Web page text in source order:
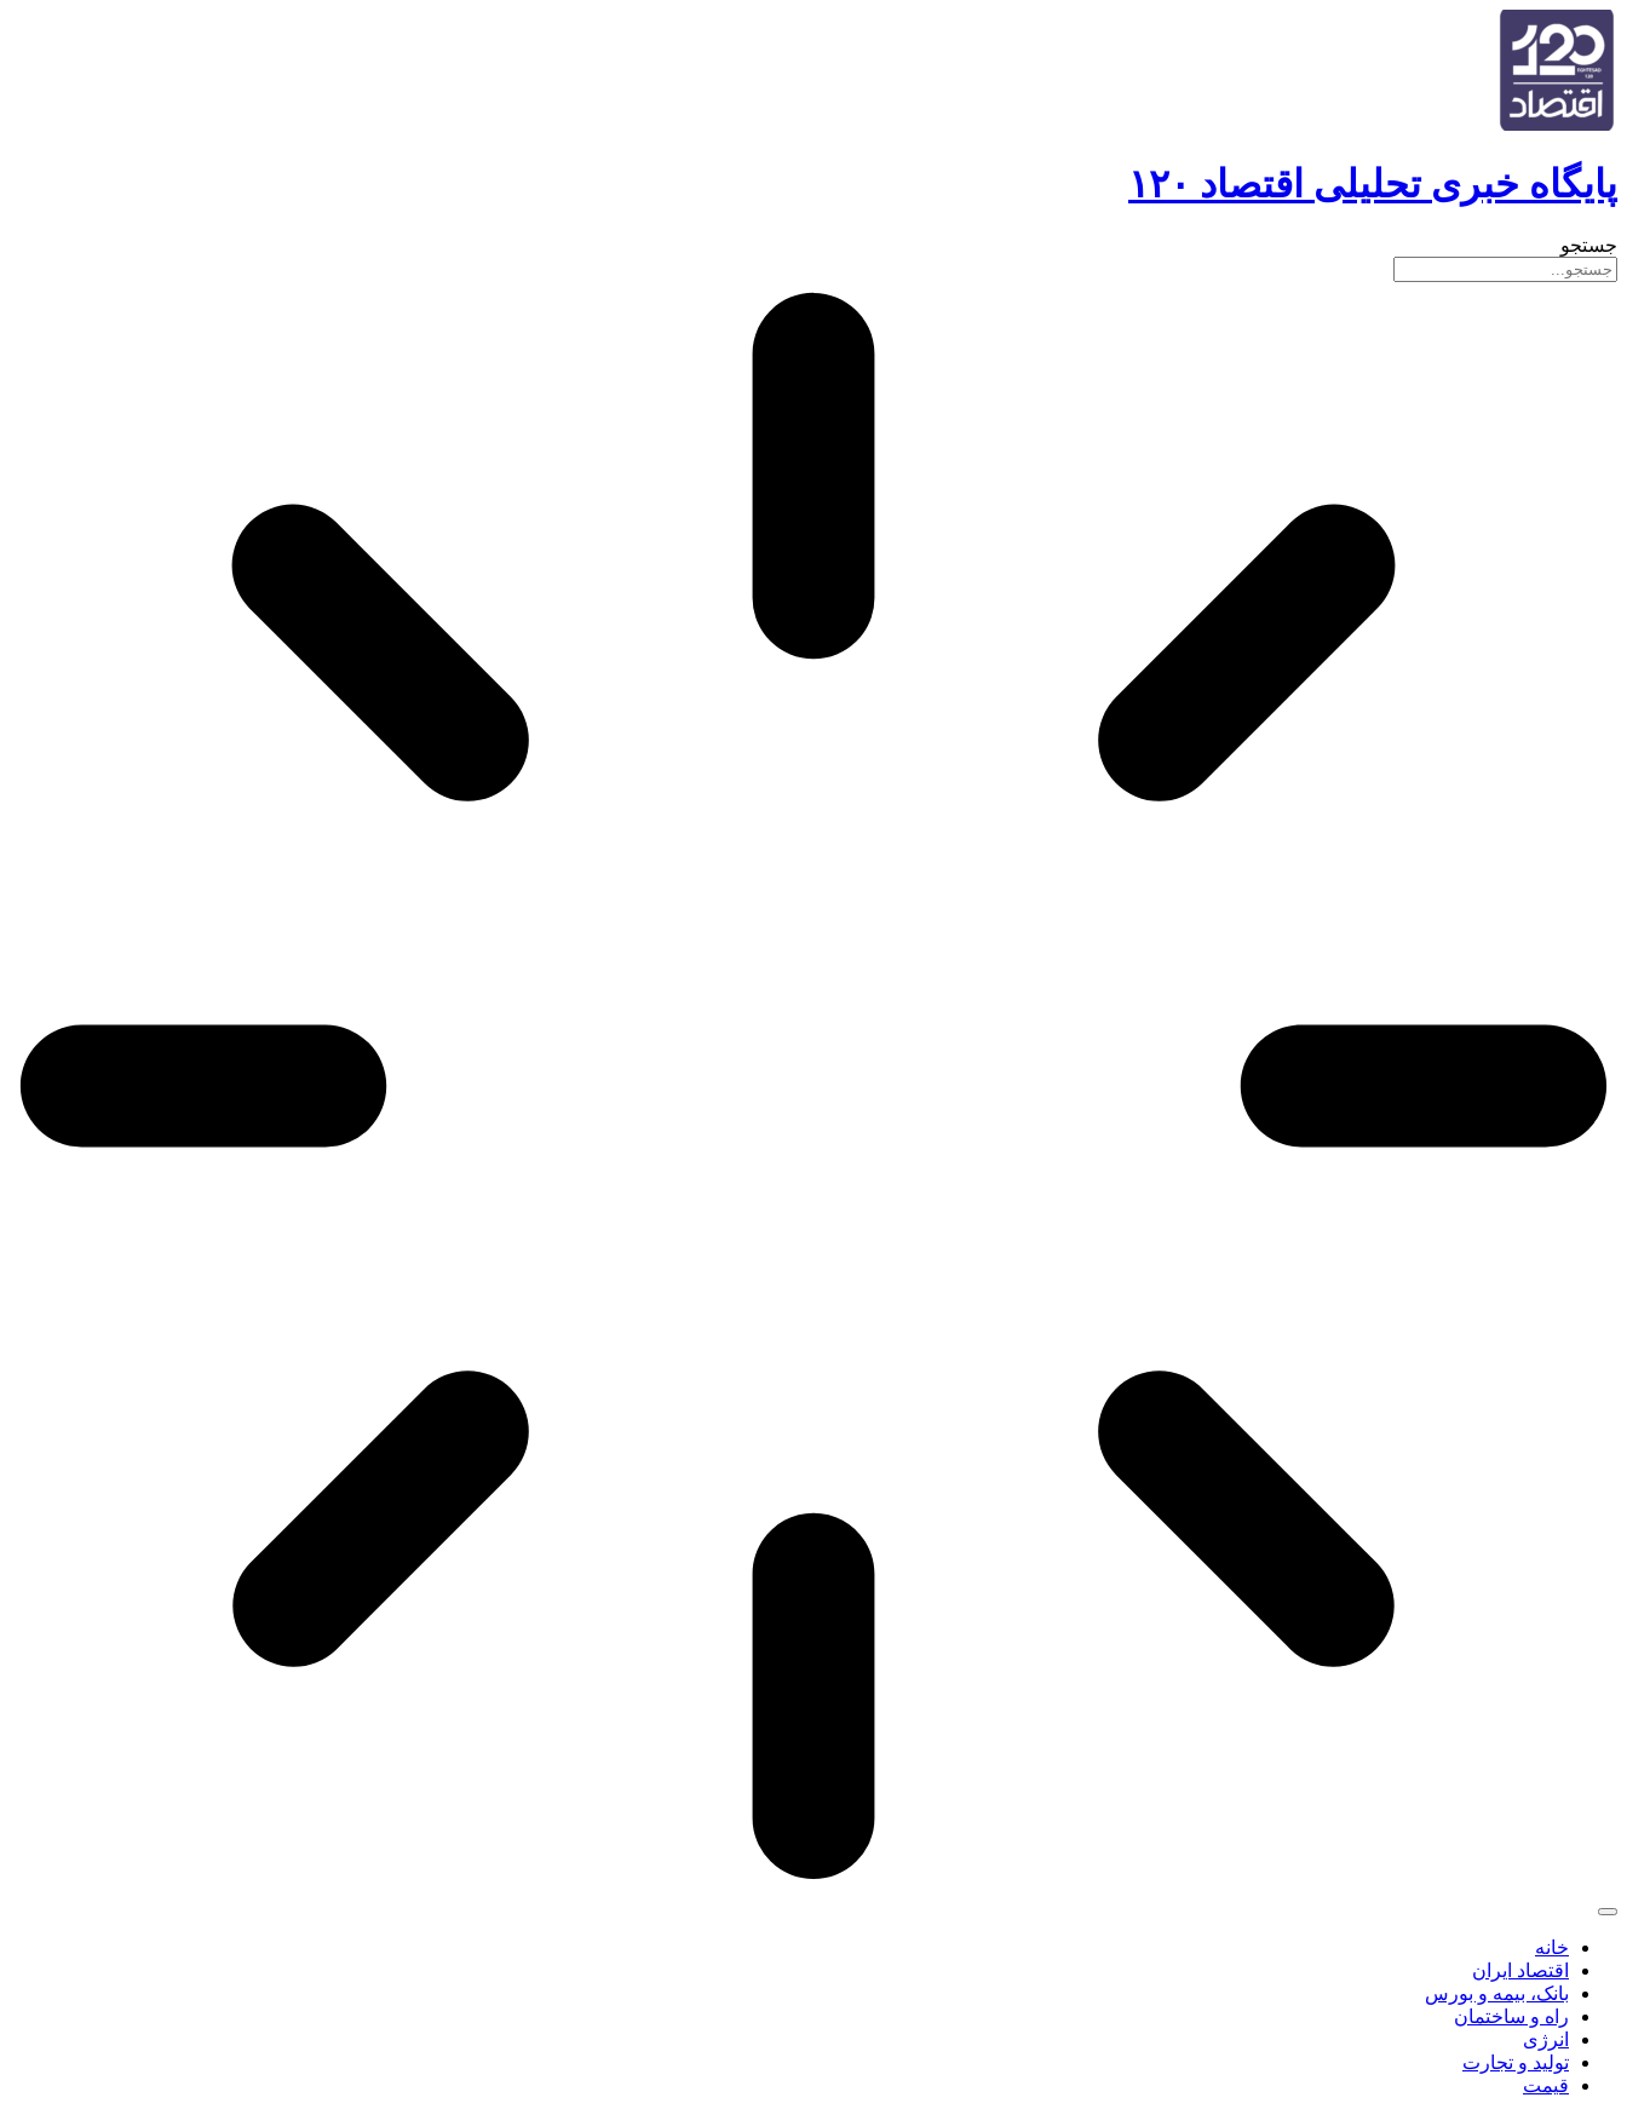
پایگاه خبری تحلیلی اقتصاد ۱۲۰
جستجو
خانه
اقتصاد ایران
بانک، بیمه و بورس
راه و ساختمان
انرژی
تولید و تجارت
قیمت